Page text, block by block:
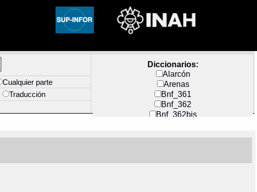
Diccionarios:
Alarcón
Arenas
Bnf_361
Bnf_362
Bnf_362bis
Docs_México
Cualquier parte
Traducción